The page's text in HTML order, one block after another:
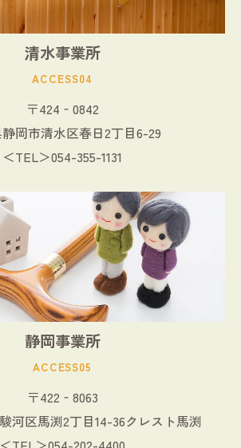
清水事業所
ACCESS04
〒424‐0842
岡市清水区春日2丁目6-29
＜TEL＞054-355-1131
静岡事業所
ACCESS05
〒422‐8063
河区馬渕2丁目14-36クレスト馬渕